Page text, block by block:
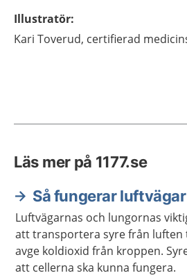
Illustratör:
Kari Toverud, certifierad
Läs mer på 1177.se
Så fungerar
Luftvägarnas och lungornas
att transportera syre från luften
avge koldioxid från kroppen.
att cellerna ska kunna fungera.